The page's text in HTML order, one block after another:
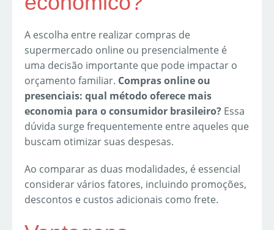
A escolha entre realizar compras de
supermercado online ou presencialmente é
uma decisão importante que pode impactar o
orçamento familiar. Compras online ou
presenciais: qual método oferece mais
economia para o consumidor brasileiro? Essa
dúvida surge frequentemente entre aqueles que
buscam otimizar suas despesas.
Ao comparar as duas modalidades, é essencial
considerar vários fatores, incluindo promoções,
descontos e custos adicionais como frete.